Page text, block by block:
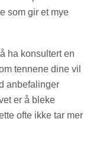
som gir et mye
ha konsultert en
tennene dine vil
anbefalinger
er å bleke
ofte ikke tar mer